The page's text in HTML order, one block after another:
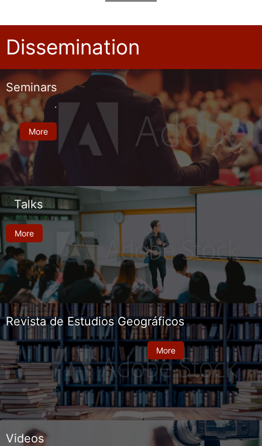
Dissemination
Seminars
.
More
Talks
More
Revista de Estudios Geográficos
More
Videos